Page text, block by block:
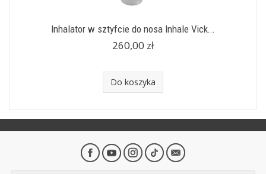
Inhalator w sztyfcie do nosa Inhale Vick...
260,00 zł
Do koszyka